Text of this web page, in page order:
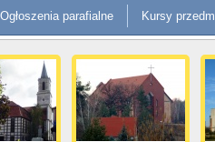
Ogłoszenia parafialne Kursy